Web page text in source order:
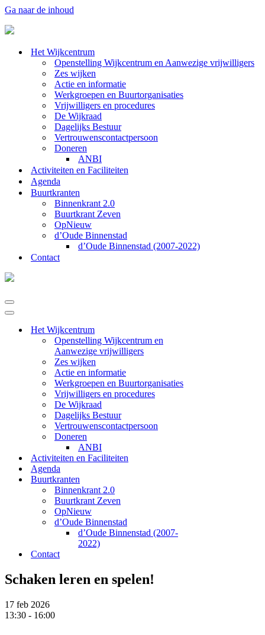
Ga naar de inhoud
Het Wijkcentrum
Openstelling Wijkcentrum en Aanwezige vrijwilligers
Zes wijken
Actie en informatie
Werkgroepen en Buurtorganisaties
Vrijwilligers en procedures
De Wijkraad
Dagelijks Bestuur
Vertrouwenscontactpersoon
Doneren
ANBI
Activiteiten en Faciliteiten
Agenda
Buurtkranten
Binnenkrant 2.0
Buurtkrant Zeven
OpNieuw
d’Oude Binnenstad
d’Oude Binnenstad (2007-2022)
Contact
Navigatie
Menu
Navigatie
Het Wijkcentrum
Openstelling Wijkcentrum en
Aanwezige vrijwilligers
Zes wijken
Actie en informatie
Werkgroepen en Buurtorganisaties
Vrijwilligers en procedures
De Wijkraad
Dagelijks Bestuur
Vertrouwenscontactpersoon
Doneren
ANBI
Activiteiten en Faciliteiten
Agenda
Buurtkranten
Binnenkrant 2.0
Buurtkrant Zeven
OpNieuw
d’Oude Binnenstad
d’Oude Binnenstad (2007-
2022)
Contact
Schaken leren en spelen!
17 feb 2026
13:30 - 16:00